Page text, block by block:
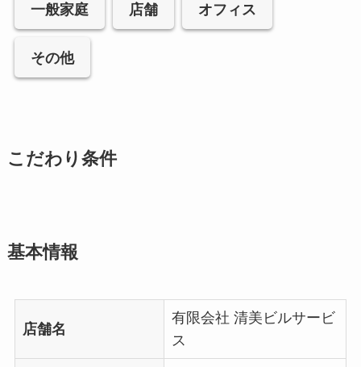
一般家庭 店舗 オフィス
その他
こだわり条件
基本情報
店舗名
有限会社 清美ビルサービ
ス